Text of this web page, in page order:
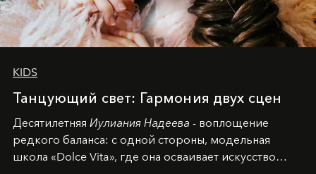
KIDS
Танцующий свет: Гармония двух сцен
Десятилетняя Иулиания Надеева - воплощение
редкого баланса: с одной стороны, модельная
школа «Dolce Vita», где она осваивает искусство